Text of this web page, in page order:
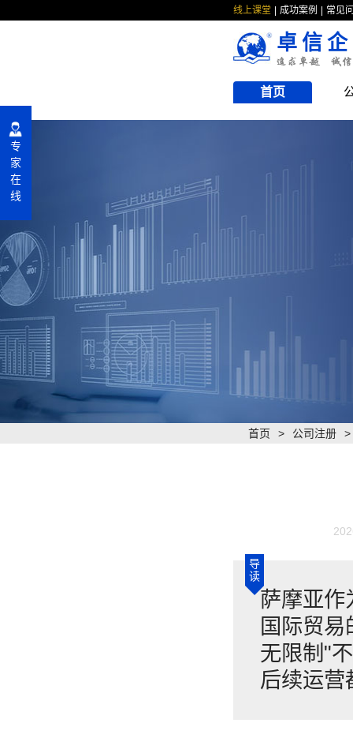
线上课堂 成功案例 常见
卓信
首页
首页 > 公司注册 >
导
读
萨摩亚作
国际贸
无限制"
后续运营
专
家
在
线